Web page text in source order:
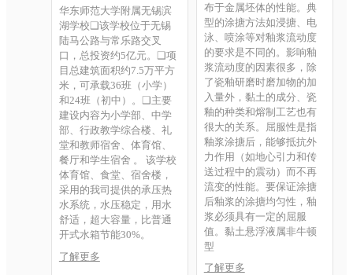
华东师范大学附属无锡滨
湖学校❑该学校位于无锡
陆马公路与常乐路交叉
口，总投资约5亿元。❑项
目总建筑面积约7.5万平方
米，可承载36班（小学）
和24班（初中）。❑主要
建设内容为小学部、中学
部、行政教学综合楼、礼
堂和教师宿舍、体育馆、
餐厅和学生宿舍 。 该学校
体育馆、食堂、宿舍楼，
采用的我司提供的承压热
水系统，水压稳定，用水
舒适，超大容量，比普通
开式水箱节能30%。
了解更多
布于金属坯体的性能。典
型的涂搪方法如浸搪、电
泳、喷涂等对釉浆流动度
的要求是不同的。影响釉
浆流动度的因素很多，除
了瓷釉研磨时磨加物的加
入量外，黏土的成分、瓷
釉的种类和熔制工艺也有
很大的关系。屈服性是指
釉浆涂搪后，能够抵抗外
力作用（如地心引力和传
送过程中的震动）而不再
流变的性能。要保证涂搪
后釉浆的涂搪均匀性，釉
浆必须具有一定的屈服
值。黏土悬浮液属非牛顿
型
了解更多